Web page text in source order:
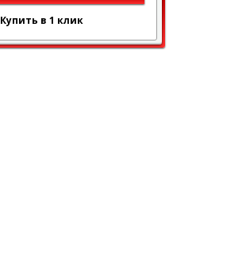
Купить в 1 клик